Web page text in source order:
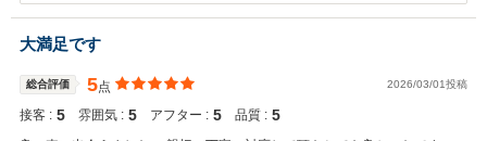
まで少しお日にちを頂きますが、どうぞ宜しくお願い致します。
大満足です
総合評価 5点 2026/03/01投稿
接客 : 5 雰囲気 : 5 アフター : 5 品質 : 5